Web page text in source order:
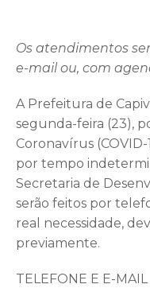
Os atendimentos
e-mail ou, com
A Prefeitura de
segunda-feira (23),
Coronavírus
por tempo
Secretaria de
serão feitos por
real necessidade,
previamente.
TELEFONE E E-MAIL